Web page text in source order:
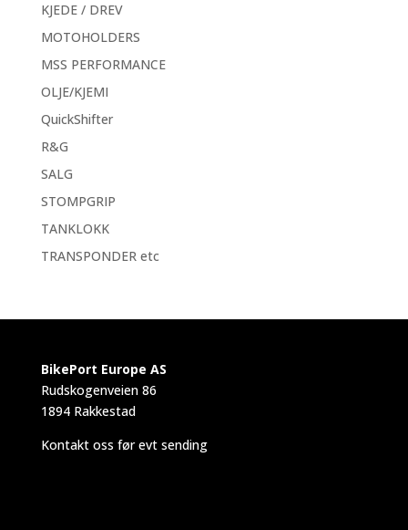
KJEDE / DREV
MOTOHOLDERS
MSS PERFORMANCE
OLJE/KJEMI
QuickShifter
R&G
SALG
STOMPGRIP
TANKLOKK
TRANSPONDER etc
BikePort Europe AS
Rudskogenveien 86
1894 Rakkestad
Kontakt oss før evt sending